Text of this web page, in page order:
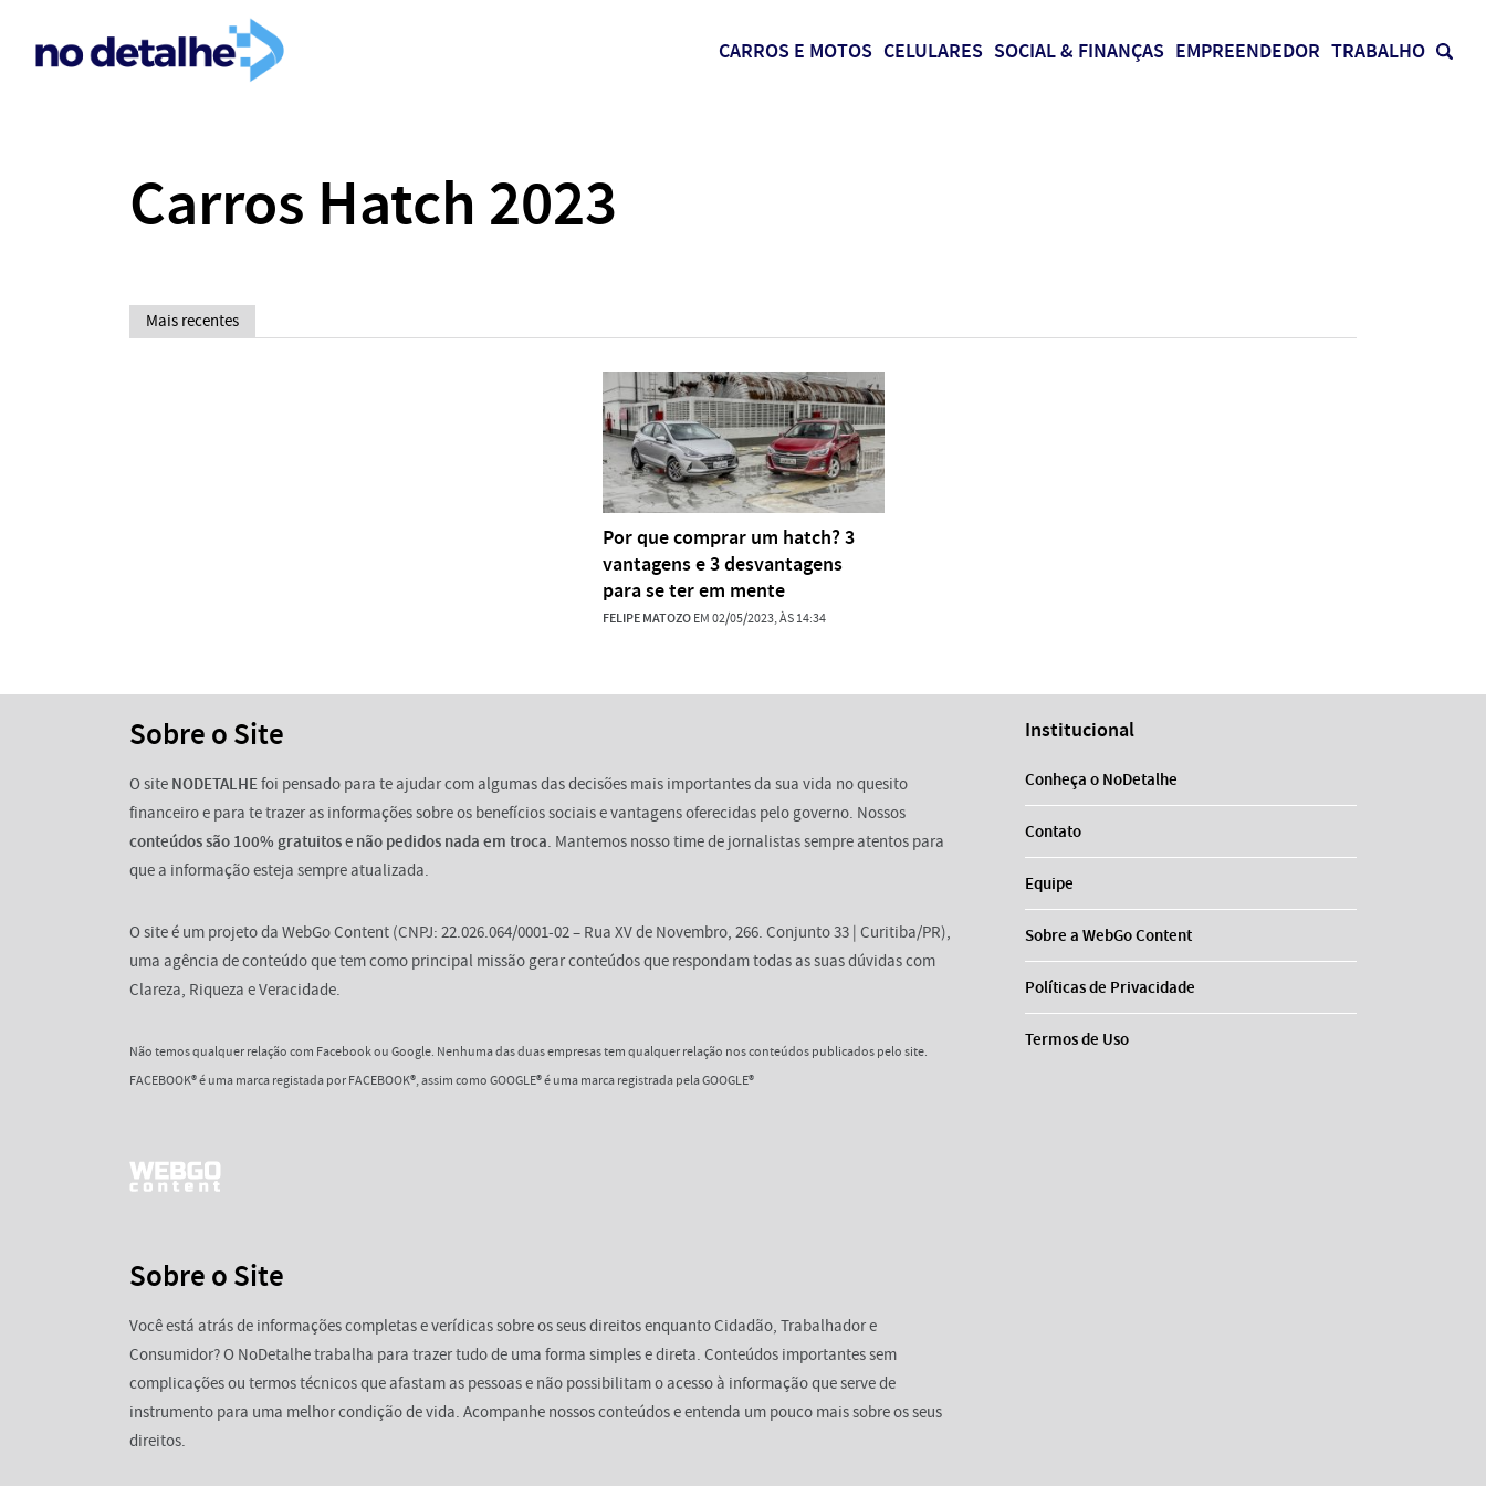
CARROS E MOTOS CELULARES SOCIAL & FINANÇAS EMPREENDEDOR TRABALHO
Carros Hatch 2023
Mais recentes
Por que comprar um hatch? 3
vantagens e 3 desvantagens
para se ter em mente
FELIPE MATOZOEM 02/05/2023, ÀS 14:34
Sobre o Site
O site NODETALHEfoi pensado para te ajudar com algumas das decisões mais importantes da sua vida no quesito
financeiro e para te trazer as informações sobre os benefícios sociais e vantagens oferecidas pelo governo. Nossos
conteúdos são 100% gratuitose não pedidos nada em troca. Mantemos nosso time de jornalistas sempre atentos para
que a informação esteja sempre atualizada.
O site é um projeto da WebGo Content (CNPJ: 22.026.064/0001-02 – Rua XV de Novembro, 266. Conjunto 33 | Curitiba/PR),
uma agência de conteúdo que tem como principal missão gerar conteúdos que respondam todas as suas dúvidas com
Clareza, Riqueza e Veracidade.
Não temos qualquer relação com Facebook ou Google. Nenhuma das duas empresas tem qualquer relação nos conteúdos publicados pelo site.
FACEBOOK® é uma marca registada por FACEBOOK®, assim como GOOGLE® é uma marca registrada pela GOOGLE®
Sobre o Site
Você está atrás de informações completas e verídicas sobre os seus direitos enquanto Cidadão, Trabalhador e
Consumidor? O NoDetalhe trabalha para trazer tudo de uma forma simples e direta. Conteúdos importantes sem
complicações ou termos técnicos que afastam as pessoas e não possibilitam o acesso à informação que serve de
instrumento para uma melhor condição de vida. Acompanhe nossos conteúdos e entenda um pouco mais sobre os seus
direitos.
Institucional
Conheça o NoDetalhe
Contato
Equipe
Sobre a WebGo Content
Políticas de Privacidade
Termos de Uso